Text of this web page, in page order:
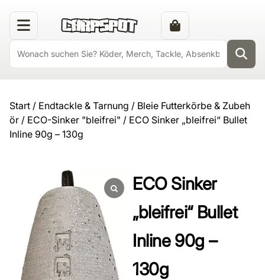
Start / Endtackle & Tarnung / Bleie Futterkörbe & Zubeh
ör / ECO-Sinker "bleifrei" / ECO Sinker „bleifrei“ Bullet
Inline 90g – 130g
ECO Sinker
„bleifrei“ Bullet
Inline 90g –
130g